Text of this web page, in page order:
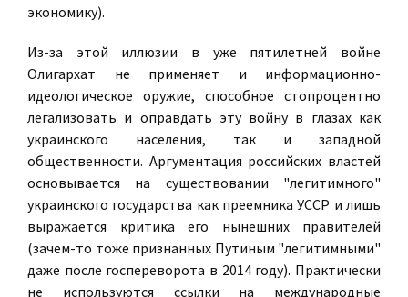
экономику).
Из-за этой иллюзии в уже пятилетней войне
Олигархат не применяет и информационно-
идеологическое оружие, способное стопроцентно
легализовать и оправдать эту войну в глазах как
украинского населения, так и западной
общественности. Аргументация российских властей
основывается на существовании "легитимного"
украинского государства как преемника УССР и лишь
выражается критика его нынешних правителей
(зачем-то тоже признанных Путиным "легитимными"
даже после госпереворота в 2014 году). Практически
не используются ссылки на международные